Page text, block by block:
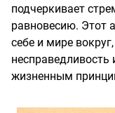
подчеркивает
равновесию. Этот
себе и мире
жизненным